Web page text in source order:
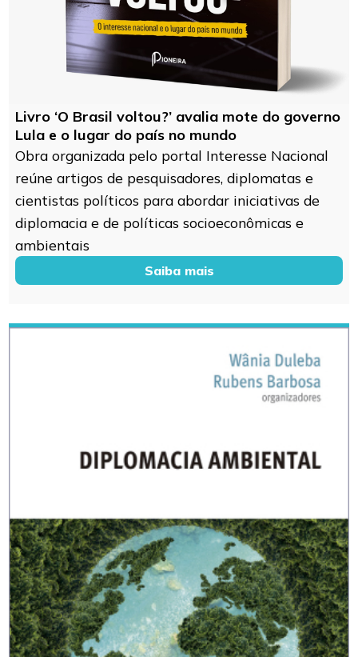
Livro ‘O Brasil voltou?’ avalia mote do governo
Lula e o lugar do país no mundo
Obra organizada pelo portal Interesse Nacional
reúne artigos de pesquisadores, diplomatas e
cientistas políticos para abordar iniciativas de
diplomacia e de políticas socioeconômicas e
ambientais
Saiba mais